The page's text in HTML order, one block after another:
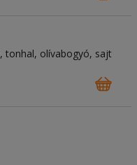
tonhal olívabogyó sajt